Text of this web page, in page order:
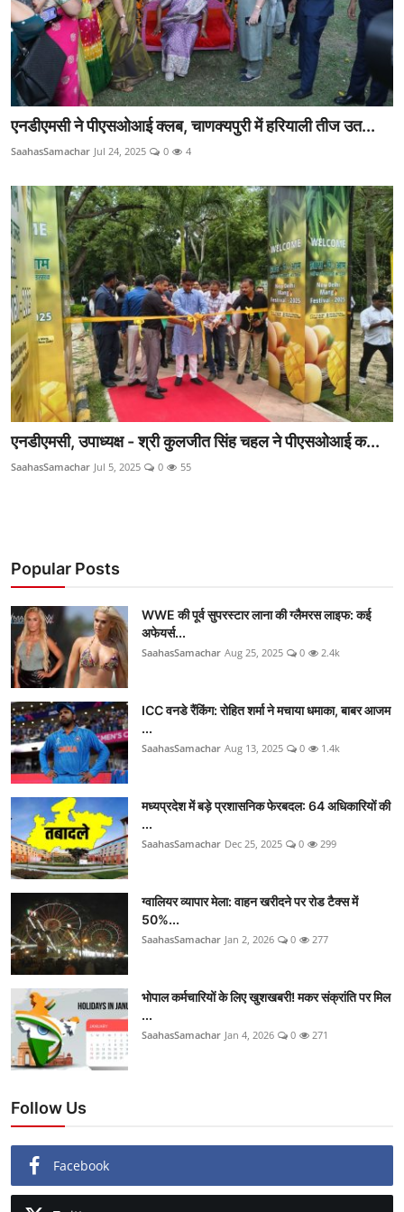
एनडीएमसी ने पीएसओआई क्लब, चाणक्यपुरी में हरियाली तीज उत...
SaahasSamachar Jul 24, 2025 0 4
एनडीएमसी, उपाध्यक्ष - श्री कुलजीत सिंह चहल ने पीएसओआई क...
SaahasSamachar Jul 5, 2025 0 55
Popular Posts
WWE की पूर्व सुपरस्टार लाना की ग्लैमरस लाइफ: कई
अफेयर्स...
SaahasSamachar Aug 25, 2025 0 2.4k
ICC वनडे रैंकिंग: रोहित शर्मा ने मचाया धमाका, बाबर आजम
...
SaahasSamachar Aug 13, 2025 0 1.4k
मध्यप्रदेश में बड़े प्रशासनिक फेरबदल: 64 अधिकारियों की
...
SaahasSamachar Dec 25, 2025 0 299
ग्वालियर व्यापार मेला: वाहन खरीदने पर रोड टैक्स में
50%...
SaahasSamachar Jan 2, 2026 0 277
भोपाल कर्मचारियों के लिए खुशखबरी! मकर संक्रांति पर मिल
...
SaahasSamachar Jan 4, 2026 0 271
Follow Us
Facebook